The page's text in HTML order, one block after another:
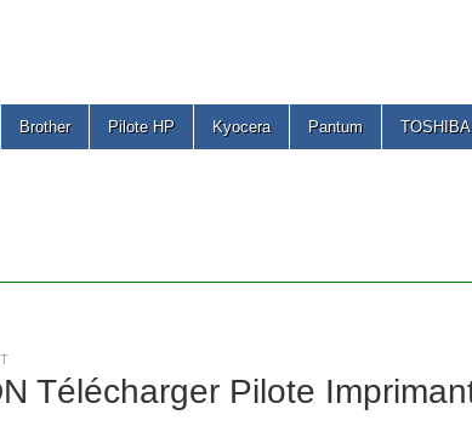
Brother Pilote HP Kyocera Pantum TOSHIBA
Télécharger Pilote